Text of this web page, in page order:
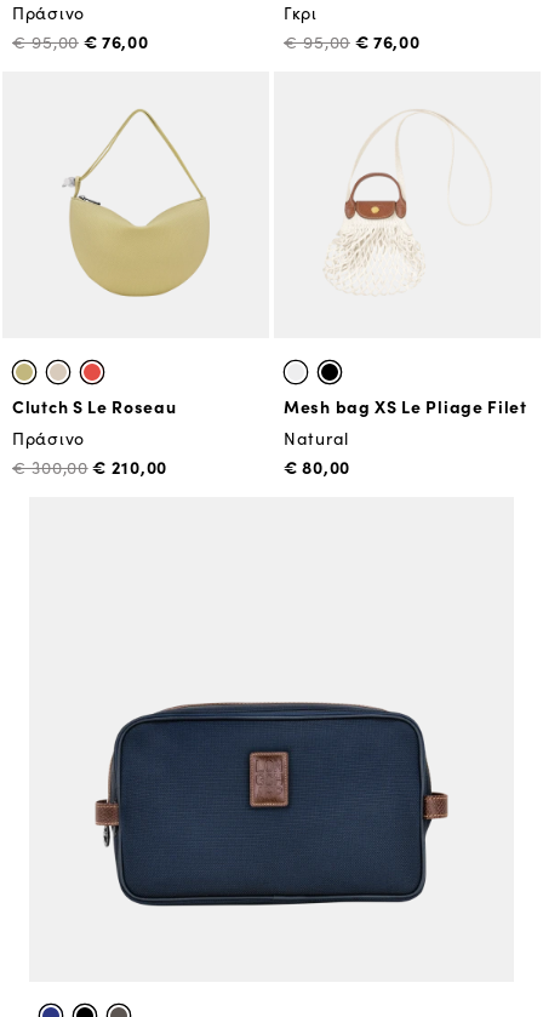
Πράσινο
€ 95,00 € 76,00
Γκρι
€ 95,00 € 76,00
Clutch S Le Roseau
Πράσινο
€ 300,00€ 210,00
Mesh bag XS Le Pliage Filet
Natural
€ 80,00